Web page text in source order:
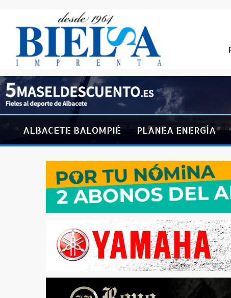
ALBACETE BALOMPIÉ PLANEA ENERGÍA